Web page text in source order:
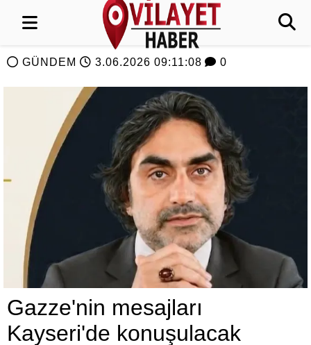
GÜNDEM 3.06.2026 09:11:08 0
Gazze'nin mesajları
Kayseri'de konuşulacak